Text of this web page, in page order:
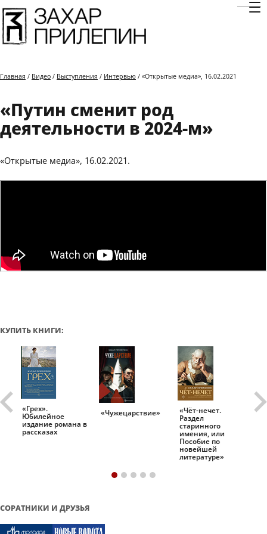
Главная / Видео / Выступления / Интервью / «Открытые медиа», 16.02.2021
«Путин сменит род
деятельности в 2024-м»
«Открытые медиа», 16.02.2021.
КУПИТЬ КНИГИ:
«Грех».
Юбилейное
издание романа в
рассказах
«Чужецарствие» «Чёт-нечет.
Раздел
старинного
имения, или
Пособие по
новейшей
литературе»
СОРАТНИКИ И ДРУЗЬЯ